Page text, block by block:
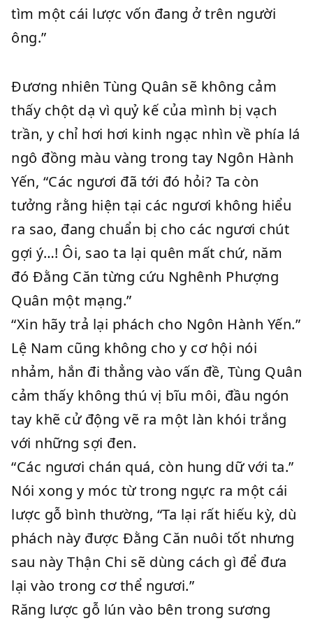
tìm một cái lược vốn đang ở trên người
ông.”
Đương nhiên Tùng Quân sẽ không cảm
thấy chột dạ vì quỷ kế của mình bị vạch
trần, y chỉ hơi hơi kinh ngạc nhìn về phía lá
ngô đồng màu vàng trong tay Ngôn Hành
Yến, “Các ngươi đã tới đó hỏi? Ta còn
tưởng rằng hiện tại các ngươi không hiểu
ra sao, đang chuẩn bị cho các ngươi chút
gợi ý…! Ôi, sao ta lại quên mất chứ, năm
đó Đằng Căn từng cứu Nghênh Phượng
Quân một mạng.”
“Xin hãy trả lại phách cho Ngôn Hành Yến.”
Lệ Nam cũng không cho y cơ hội nói
nhảm, hắn đi thẳng vào vấn đề, Tùng Quân
cảm thấy không thú vị bĩu môi, đầu ngón
tay khẽ cử động vẽ ra một làn khói trắng
với những sợi đen.
“Các ngươi chán quá, còn hung dữ với ta.”
Nói xong y móc từ trong ngực ra một cái
lược gỗ bình thường, “Ta lại rất hiếu kỳ, dù
phách này được Đằng Căn nuôi tốt nhưng
sau này Thận Chi sẽ dùng cách gì để đưa
lại vào trong cơ thể ngươi.”
Răng lược gỗ lún vào bên trong sương